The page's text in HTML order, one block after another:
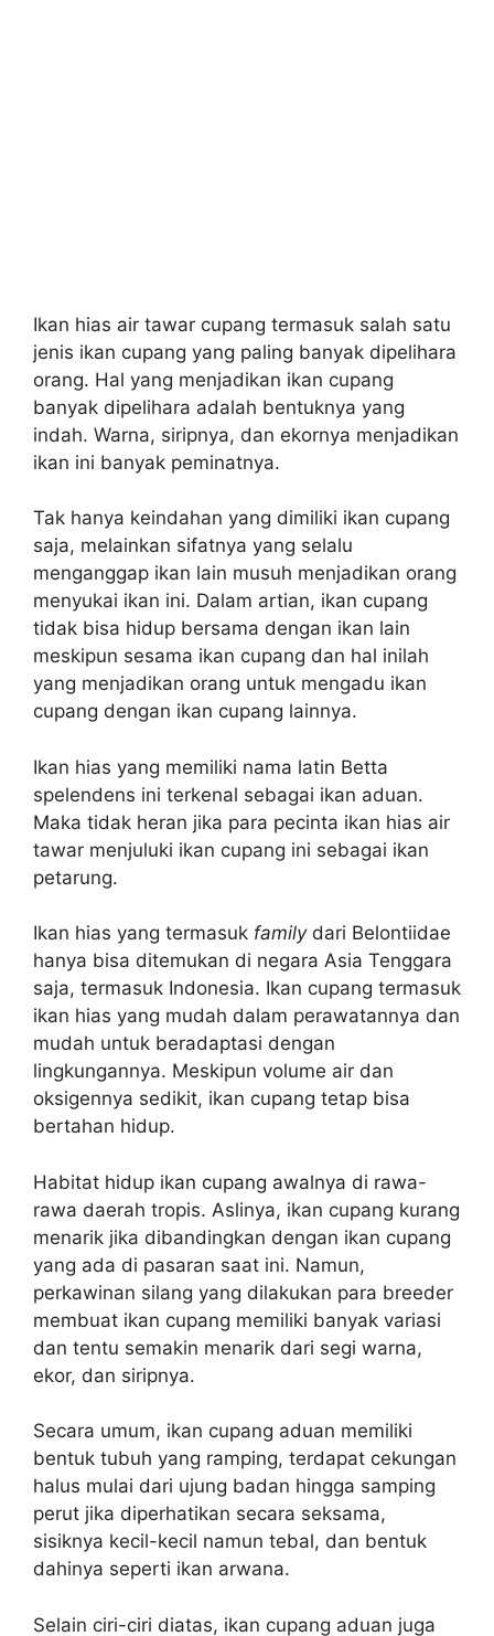
Ikan hias air tawar cupang termasuk salah satu
jenis ikan cupang yang paling banyak dipelihara
orang. Hal yang menjadikan ikan cupang
banyak dipelihara adalah bentuknya yang
indah. Warna, siripnya, dan ekornya menjadikan
ikan ini banyak peminatnya.
Tak hanya keindahan yang dimiliki ikan cupang
saja, melainkan sifatnya yang selalu
menganggap ikan lain musuh menjadikan orang
menyukai ikan ini. Dalam artian, ikan cupang
tidak bisa hidup bersama dengan ikan lain
meskipun sesama ikan cupang dan hal inilah
yang menjadikan orang untuk mengadu ikan
cupang dengan ikan cupang lainnya.
Ikan hias yang memiliki nama latin Betta
spelendens ini terkenal sebagai ikan aduan.
Maka tidak heran jika para pecinta ikan hias air
tawar menjuluki ikan cupang ini sebagai ikan
petarung.
Ikan hias yang termasuk familydari Belontiidae
hanya bisa ditemukan di negara Asia Tenggara
saja, termasuk Indonesia. Ikan cupang termasuk
ikan hias yang mudah dalam perawatannya dan
mudah untuk beradaptasi dengan
lingkungannya. Meskipun volume air dan
oksigennya sedikit, ikan cupang tetap bisa
bertahan hidup.
Habitat hidup ikan cupang awalnya di rawa-
rawa daerah tropis. Aslinya, ikan cupang kurang
menarik jika dibandingkan dengan ikan cupang
yang ada di pasaran saat ini. Namun,
perkawinan silang yang dilakukan para breeder
membuat ikan cupang memiliki banyak variasi
dan tentu semakin menarik dari segi warna,
ekor, dan siripnya.
Secara umum, ikan cupang aduan memiliki
bentuk tubuh yang ramping, terdapat cekungan
halus mulai dari ujung badan hingga samping
perut jika diperhatikan secara seksama,
sisiknya kecil-kecil namun tebal, dan bentuk
dahinya seperti ikan arwana.
Selain ciri-ciri diatas, ikan cupang aduan juga